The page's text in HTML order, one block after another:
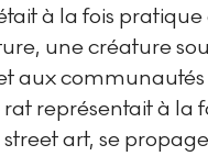
à la fois
une créature
aux
rat représentait à la
art, se